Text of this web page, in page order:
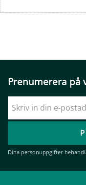
Prenumerera på
Dina personuppgifter